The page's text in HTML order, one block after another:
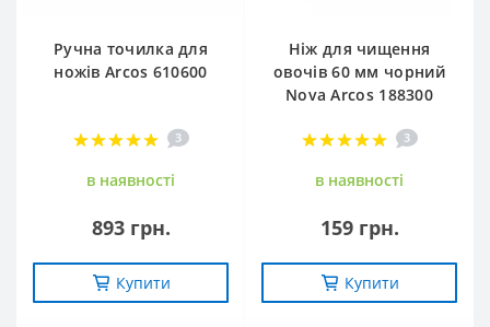
Ручна точилка для
ножів Arcos 610600
3
в наявностi
893 грн.
Купити
Ніж для чищення
овочів 60 мм чорний
Nova Arcos 188300
3
в наявностi
159 грн.
Купити